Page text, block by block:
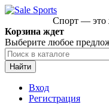
Спорт — это
Корзина ждет
Выберите любое
Найти
Вход
Регистрация